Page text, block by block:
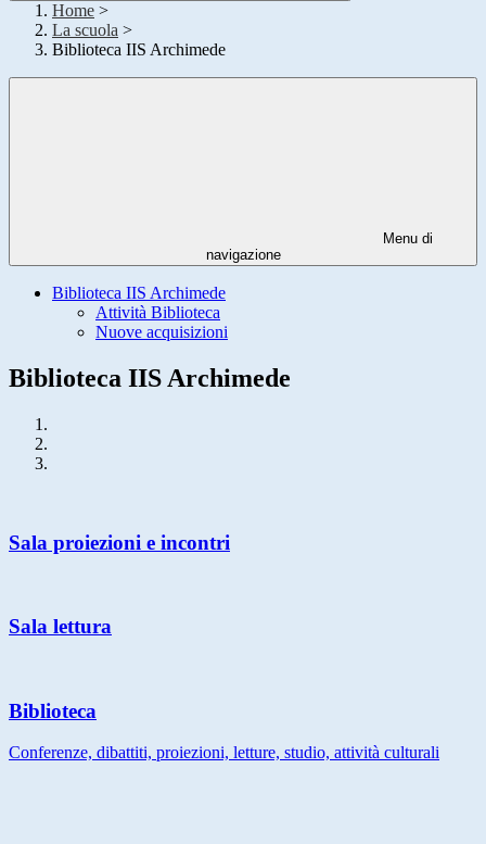
Home >
La scuola >
Biblioteca IIS Archimede
Menu di
navigazione
Biblioteca IIS Archimede
Attività Biblioteca
Nuove acquisizioni
Biblioteca IIS Archimede
Sala proiezioni e incontri
Sala lettura
Biblioteca
Conferenze, dibattiti, proiezioni, letture, studio, attività culturali